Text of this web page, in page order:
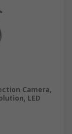
Camera,
LED